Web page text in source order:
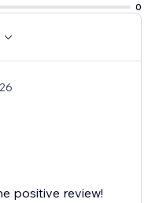
0
positive review!